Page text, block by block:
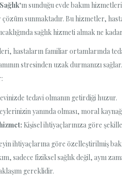
‘ın sunduğu evde bakım
sunmaktadır. Bu hizmetler,
sağlık hizmeti almak ne
hastaların familiar ortamlarında
stresinden uzak durmanızı
tedavi olmanın getirdiği huzur.
yanında olması, moral
Kişisel ihtiyaçlarınıza göre
ihtiyaçlarına göre özelleştirilmiş
sadece fiziksel sağlık değil, aynı
gereklidir.